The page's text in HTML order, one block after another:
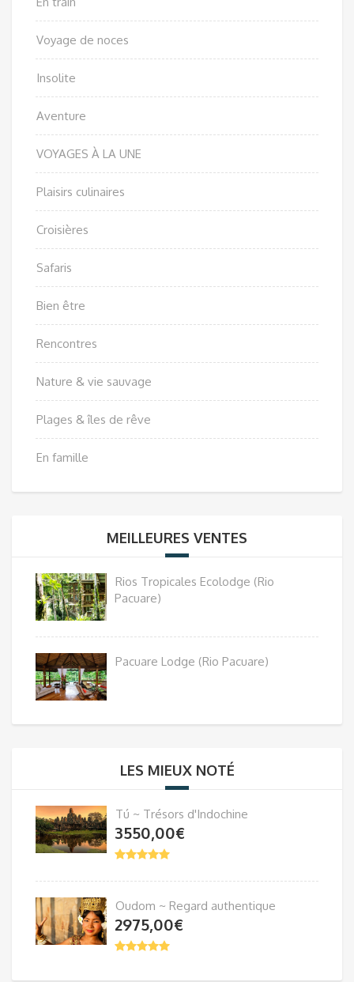
Voyage de noces
Insolite
Aventure
VOYAGES À LA UNE
Plaisirs culinaires
Croisières
Safaris
Bien être
Rencontres
Nature & vie sauvage
Plages & îles de rêve
En famille
MEILLEURES VENTES
Rios Tropicales Ecolodge (Rio
Pacuare)
Pacuare Lodge (Rio Pacuare)
LES MIEUX NOTÉ
Tú ~ Trésors d'Indochine
3550,00€
Oudom ~ Regard authentique
2975,00€